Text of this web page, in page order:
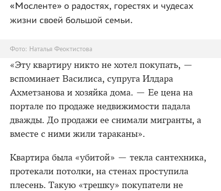
«Мосленте» о радостях, горестях и чудесах
жизни своей большой семьи.
Фото: Наталья Феоктистова
«Эту квартиру никто не хотел покупать, —
вспоминает Василиса, супруга Илдара
Ахметзанова и хозяйка дома. — Ее цена на
портале по продаже недвижимости падала
дважды. До продажи ее снимали мигранты, а
вместе с ними жили тараканы».
Квартира была «убитой» — текла сантехника,
протекали потолки, на стенах проступила
плесень. Такую «трешку» покупатели не